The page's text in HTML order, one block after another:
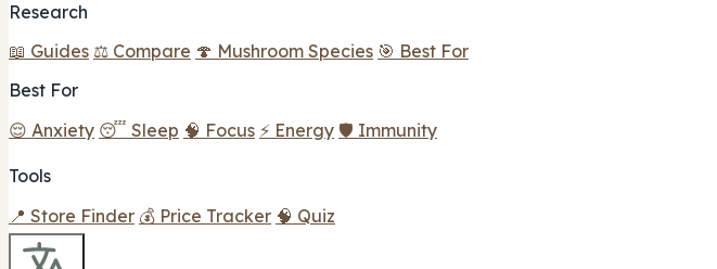
Research
📖 Guides ⚖️ Compare 🍄 Mushroom Species 🎯 Best For
Best For
😌 Anxiety 😴 Sleep 🧠 Focus ⚡ Energy 🛡️ Immunity
Tools
📍 Store Finder 💰 Price Tracker 🧠 Quiz